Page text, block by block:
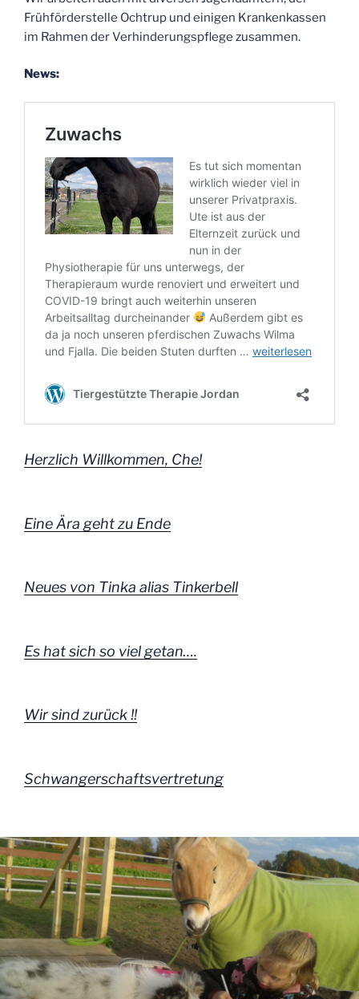
Frühförderstelle Ochtrup und einigen Krankenkassen
im Rahmen der Verhinderungspflege zusammen.
News:
Herzlich Willkommen, Che!
Eine Ära geht zu Ende
Neues von Tinka alias Tinkerbell
Es hat sich so viel getan….
Wir sind zurück !!
Schwangerschaftsvertretung